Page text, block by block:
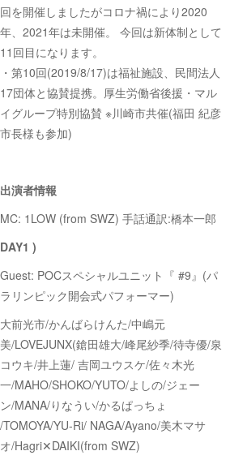
回を開催しましたがコロナ禍により2020
年、2021年は未開催。 今回は新体制として
11回目になります。
・第10回(2019/8/17)は福祉施設、民間法人
17団体と協賛提携。厚生労働省後援・マル
イグループ特別協賛 ※川崎市共催(福田 紀彦
市長様も参加)
出演者情報
MC: 1LOW (from SWZ) 手話通訳:橋本一郎
DAY1 )
Guest: POCスペシャルユニット『 #9』(パ
ラリンピック開会式パフォーマー)
大前光市/かんばらけんた/中嶋元
美/LOVEJUNX(鎗田雄大/峰尾紗季/待寺優/泉
コウキ/井上蓮/ 吉岡ユウスケ/佐々木光
一/MAHO/SHOKO/YUTO/よしの/ジェー
ン/MANA/りなうい/かるぱっちょ
/TOMOYA/YU-Ri/ NAGA/Ayano/美木マサ
オ/Hagri✕DAIKI(from SWZ)